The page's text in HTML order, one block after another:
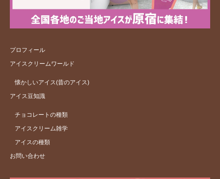
プロフィール
アイスクリームワールド
懐かしいアイス(昔のアイス)
アイス豆知識
チョコレートの種類
アイスクリーム雑学
アイスの種類
お問い合わせ